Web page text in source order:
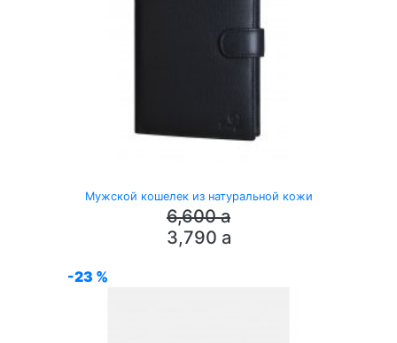
Мужской кошелек из натуральной кожи
6,600a
3,790 a
-23 %